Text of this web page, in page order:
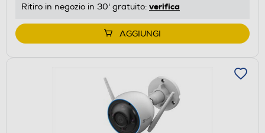
Ritiro in negozio in 30' gratuito: verifica
AGGIUNGI